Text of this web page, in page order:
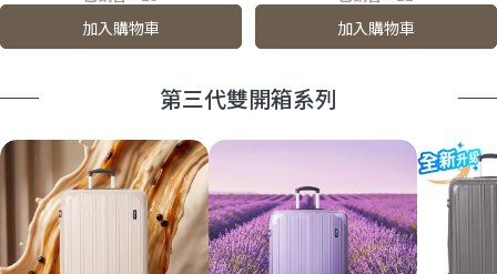
加入購物車 加入購物車
第三代雙開箱系列